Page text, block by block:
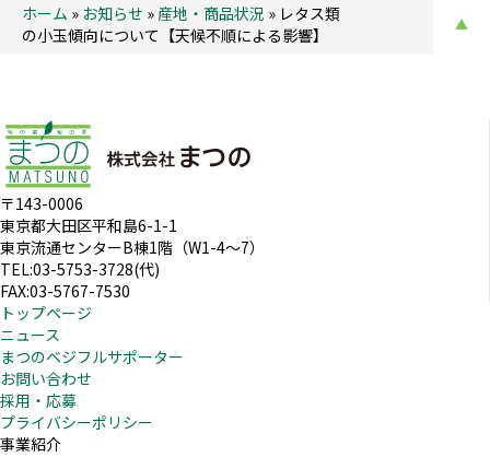
ホーム » お知らせ » 産地・商品状況 » レタス類
の小玉傾向について【天候不順による影響】
▲
〒143-0006
東京都大田区平和島6-1-1
東京流通センターB棟1階（W1-4～7）
TEL:03-5753-3728(代)
FAX:03-5767-7530
トップページ
ニュース
まつのベジフルサポーター
お問い合わせ
採用・応募
プライバシーポリシー
事業紹介